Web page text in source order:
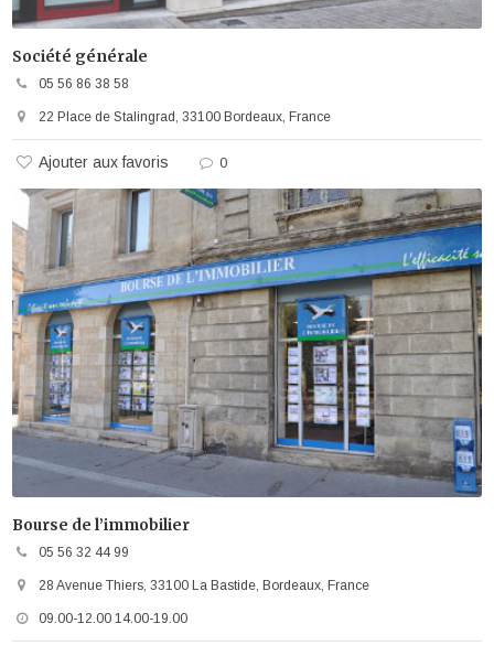
Société générale
05 56 86 38 58
22 Place de Stalingrad, 33100 Bordeaux, France
Ajouter aux favoris 0
Bourse de l’immobilier
05 56 32 44 99
28 Avenue Thiers, 33100 La Bastide, Bordeaux, France
09.00-12.00 14.00-19.00